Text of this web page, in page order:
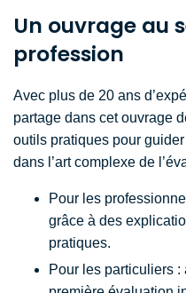
Un ouvrage au
profession
Avec plus de 20 ans
partage dans cet ouvrage
outils pratiques pour
dans l’art complexe de
Pour les
grâce à des
pratiques.
Pour les particuliers